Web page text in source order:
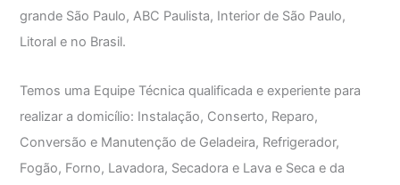
grande São Paulo, ABC Paulista, Interior de São Paulo,
Litoral e no Brasil.
Temos uma Equipe Técnica qualificada e experiente para
realizar a domicílio: Instalação, Conserto, Reparo,
Conversão e Manutenção de Geladeira, Refrigerador,
Fogão, Forno, Lavadora, Secadora e Lava e Seca e da